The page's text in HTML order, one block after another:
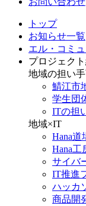
トップ
お知らせ一覧
エル・コミ
プロジェク
地域の担い
鯖江市
学生団
ITの担
地域×IT
Hana道
Hana工
サイバ
IT推進
ハッカ
商品開